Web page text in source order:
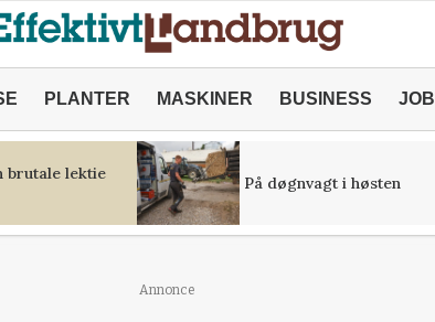
PLANTER MASKINER BUSINESS JOB
brutale lektie
På døgnvagt i høsten
Annonce